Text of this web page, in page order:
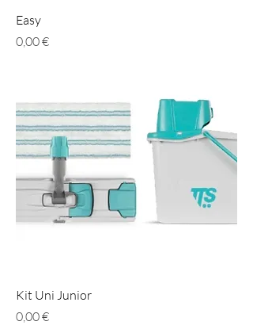
Easy
Prezzo
0,00 €
Kit Uni Junior
Prezzo
0,00 €